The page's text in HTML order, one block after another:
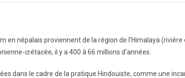
népalais proviennent de la région de l’Himalaya (rivière
crétacée, il y a 400 à 66 millions d’années.
dans le cadre de la pratique Hindouiste, comme une